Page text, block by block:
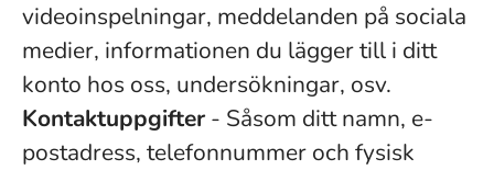
videoinspelningar, meddelanden på sociala
medier, informationen du lägger till i ditt
konto hos oss, undersökningar, osv.
Kontaktuppgifter- Såsom ditt namn, e-
postadress, telefonnummer och fysisk